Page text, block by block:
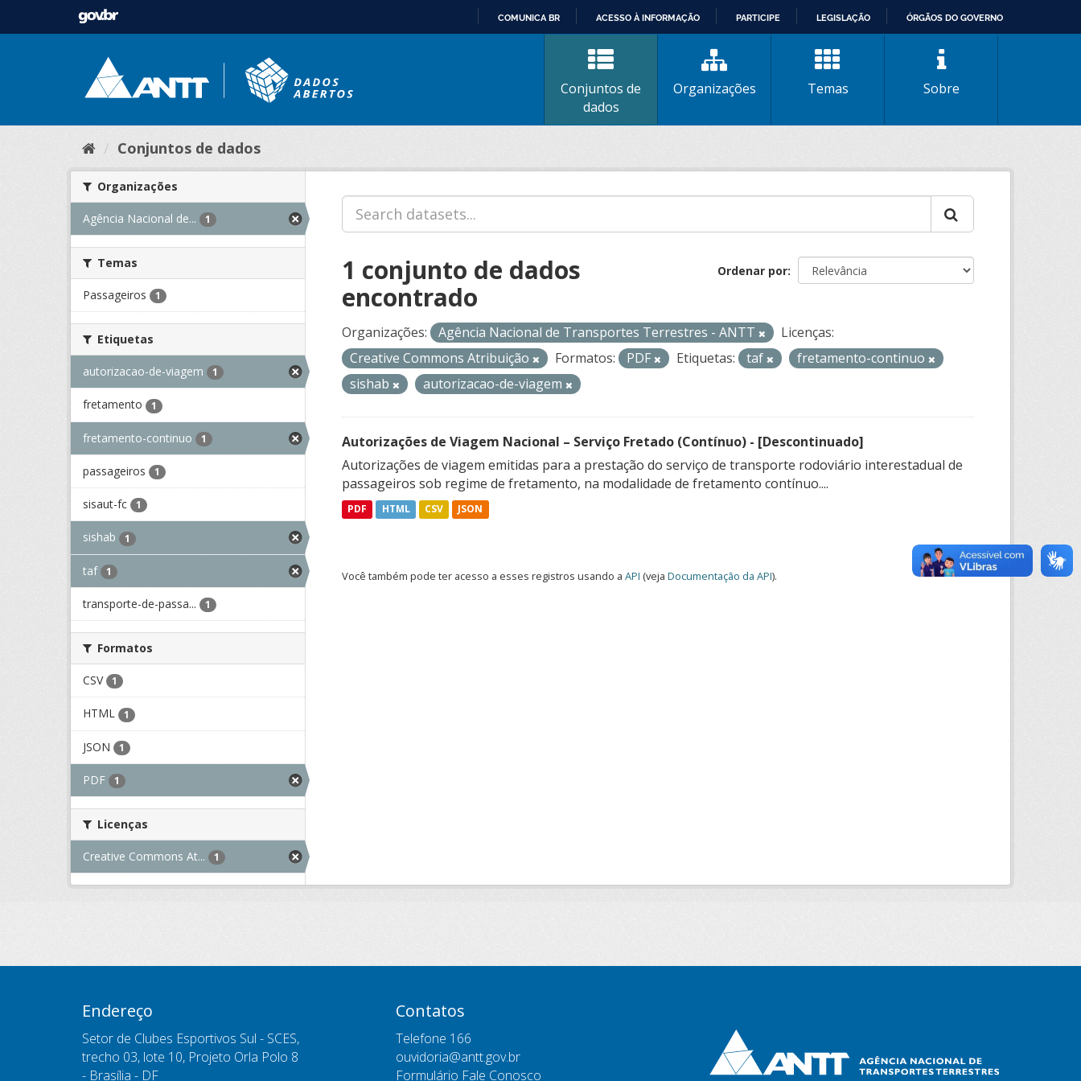
CONTEÚDO
COMUNICA BR ACESSO À INFORMAÇÃO PARTICIPE LEGISLAÇÃO ÓRGÃOS DO GOVERNO
Conjuntos de
dados
Organizações Temas Sobre
Conjuntos de dados
Organizações
Agência Nacional de... 1
Temas
Passageiros 1
Etiquetas
autorizacao-de-viagem 1
fretamento 1
fretamento-continuo 1
passageiros 1
sisaut-fc 1
sishab 1
taf 1
transporte-de-passa... 1
Formatos
CSV 1
HTML 1
JSON 1
PDF 1
Licenças
Creative Commons At... 1
Ordenar por
1 conjunto de dados
encontrado
Organizações: Agência Nacional de Transportes Terrestres - ANTT
Licenças:
Creative Commons Atribuição
Formatos: PDF Etiquetas: taf
fretamento-continuo
sishab
autorizacao-de-viagem
Autorizações de Viagem Nacional – Serviço Fretado (Contínuo) - [Descontinuado]
Autorizações de viagem emitidas para a prestação do serviço de transporte rodoviário interestadual de
passageiros sob regime de fretamento, na modalidade de fretamento contínuo....
PDF HTML CSV JSON
Você também pode ter acesso a esses registros usando a API (veja Documentação da API).
Endereço
Setor de Clubes Esportivos Sul - SCES,
trecho 03, lote 10, Projeto Orla Polo 8
- Brasília - DF
Contatos
Telefone 166
ouvidoria@antt.gov.br
Formulário Fale Conosco